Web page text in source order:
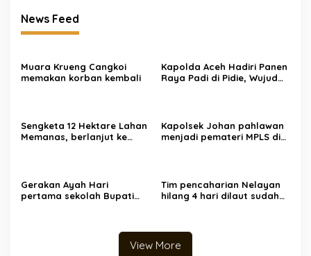
News Feed
Muara Krueng Cangkoi
memakan korban kembali
‎‎Kapolda Aceh Hadiri Panen
Raya Padi di Pidie, Wujud
Sengketa 12 Hektare Lahan
Memanas, berlanjut ke
Kapolsek Johan pahlawan
menjadi pemateri MPLS di
Gerakan Ayah Hari
pertama sekolah Bupati
Tim pencaharian Nelayan
hilang 4 hari dilaut sudah
View More